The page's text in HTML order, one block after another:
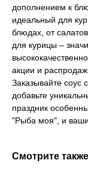
дополнением к
идеальный для
блюдах, от
для курицы –
акции и
Заказывайте соус
добавьте
праздник
"Рыба моя", и ваши
Смотрите также